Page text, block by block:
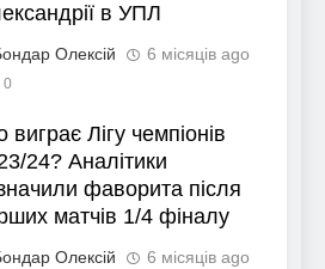
в УПЛ
Олексій 6 місяців ago
0
виграє Лігу чемпіонів
24? Аналітики
фаворита після
матчів 1/4 фіналу
Олексій 6 місяців ago